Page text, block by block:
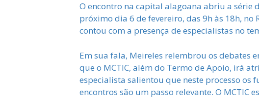
O encontro na capital alagoana abriu a série
próximo dia 6 de fevereiro, das 9h às 18h, no
contou com a presença de especialistas no
Em sua fala, Meireles relembrou os debates
que o MCTIC, além do Termo de Apoio, irá
especialista salientou que neste processo os
encontros são um passo relevante. O MCTIC